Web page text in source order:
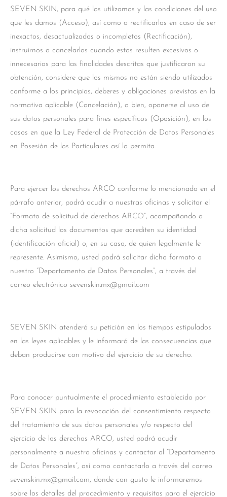
SEVEN SKIN, para qué los utilizamos y las condiciones del uso
que les damos (Acceso), así como a rectificarlos en caso de ser
inexactos, desactualizados o incompletos (Rectificación),
instruirnos a cancelarlos cuando estos resulten excesivos o
innecesarios para las finalidades descritas que justificaron su
obtención, considere que los mismos no están siendo utilizados
conforme a los principios, deberes y obligaciones previstas en la
normativa aplicable (Cancelación), o bien, oponerse al uso de
sus datos personales para fines específicos (Oposición), en los
casos en que la Ley Federal de Protección de Datos Personales
en Posesión de los Particulares así lo permita.
Para ejercer los derechos ARCO conforme lo mencionado en el
párrafo anterior, podrá acudir a nuestras oficinas y solicitar el
“Formato de solicitud de derechos ARCO”, acompañando a
dicha solicitud los documentos que acrediten su identidad
(identificación oficial) o, en su caso, de quien legalmente le
represente. Asimismo, usted podrá solicitar dicho formato a
nuestro “Departamento de Datos Personales”, a través del
correo electrónico sevenskin.mx@gmail.com
SEVEN SKIN atenderá su petición en los tiempos estipulados
en las leyes aplicables y le informará de las consecuencias que
deban producirse con motivo del ejercicio de su derecho.
Para conocer puntualmente el procedimiento establecido por
SEVEN SKIN para la revocación del consentimiento respecto
del tratamiento de sus datos personales y/o respecto del
ejercicio de los derechos ARCO, usted podrá acudir
personalmente a nuestra oficinas y contactar al “Departamento
de Datos Personales”, así como contactarlo a través del correo
sevenskin.mx@gmail.com, donde con gusto le informaremos
sobre los detalles del procedimiento y requisitos para el ejercicio